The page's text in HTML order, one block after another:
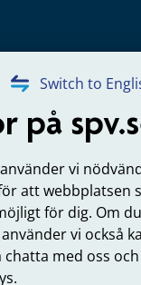
Switch to
på
vi
att webbplatsen
för dig. Om
vi också
chatta med oss
av